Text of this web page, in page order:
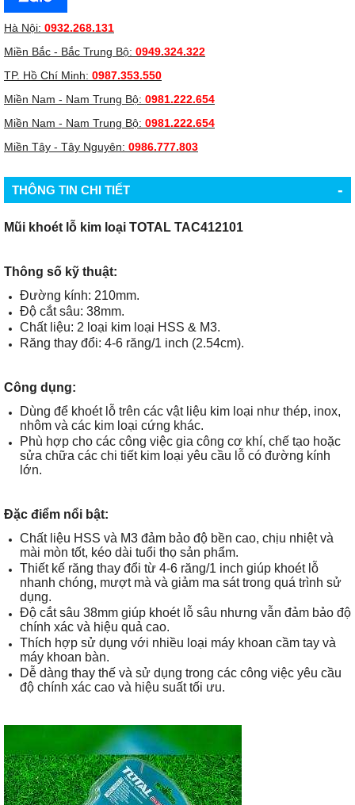
Hà Nội: 0932.268.131
Miền Bắc - Bắc Trung Bộ: 0949.324.322
TP. Hồ Chí Minh: 0987.353.550
Miền Nam - Nam Trung Bộ: 0981.222.654
Miền Nam - Nam Trung Bộ: 0981.222.654
Miền Tây - Tây Nguyên: 0986.777.803
THÔNG TIN CHI TIẾT -
Mũi khoét lỗ kim loại TOTAL TAC412101
Thông số kỹ thuật:
Đường kính: 210mm.
Độ cắt sâu: 38mm.
Chất liệu: 2 loại kim loại HSS & M3.
Răng thay đổi: 4-6 răng/1 inch (2.54cm).
Công dụng:
Dùng để khoét lỗ trên các vật liệu kim loại như thép, inox,
nhôm và các kim loại cứng khác.
Phù hợp cho các công việc gia công cơ khí, chế tạo hoặc
sửa chữa các chi tiết kim loại yêu cầu lỗ có đường kính
lớn.
Đặc điểm nổi bật:
Chất liệu HSS và M3 đảm bảo độ bền cao, chịu nhiệt và
mài mòn tốt, kéo dài tuổi thọ sản phẩm.
Thiết kế răng thay đổi từ 4-6 răng/1 inch giúp khoét lỗ
nhanh chóng, mượt mà và giảm ma sát trong quá trình sử
dụng.
Độ cắt sâu 38mm giúp khoét lỗ sâu nhưng vẫn đảm bảo độ
chính xác và hiệu quả cao.
Thích hợp sử dụng với nhiều loại máy khoan cầm tay và
máy khoan bàn.
Dễ dàng thay thế và sử dụng trong các công việc yêu cầu
độ chính xác cao và hiệu suất tối ưu.